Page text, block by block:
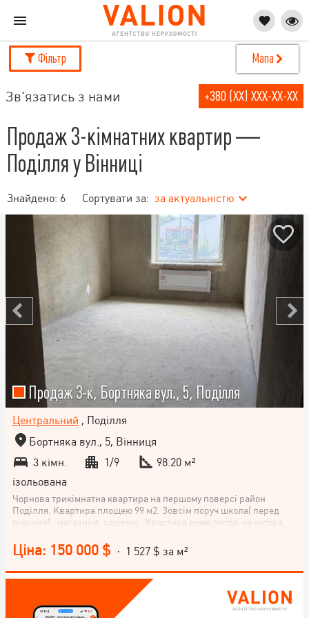
Фільтр Мапа
Зв'язатись з нами +380 (XX) XXX-XX-XX
Продаж 3-кімнатних квартир —
Поділля у Вінниці
Знайдено: 6 Сортувати за: за актуальністю
Продаж 3-к, Бортняка вул., 5, Поділля
Центральний , Поділля
Бортняка вул., 5, Вінниця
3 кімн.
1/9
98.20 м²
ізольована
Чорнова трикімнатна квартира на першому поверсі район
Поділля. Квартира площею 99 м2. Зовсім поруч школа( перед
вікнами) , магазини, садочок . Квартира дуже тепла, не кутова,
підвал, який знаходиться під будинком для зберігання речей.
Два великих утеплених балкони.
Ціна: 150 000 $ · 1 527 $ за м²